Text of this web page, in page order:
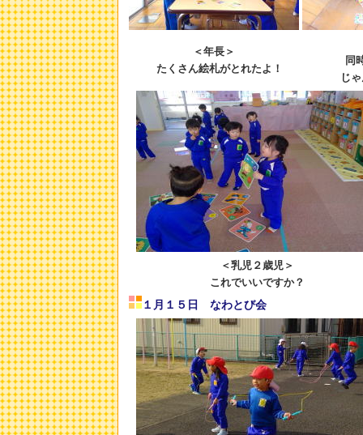
＜年長＞
たくさん絵札がとれたよ！
同
じ
＜乳児２歳児＞
これでいいですか？
１月１５日 なわとび会